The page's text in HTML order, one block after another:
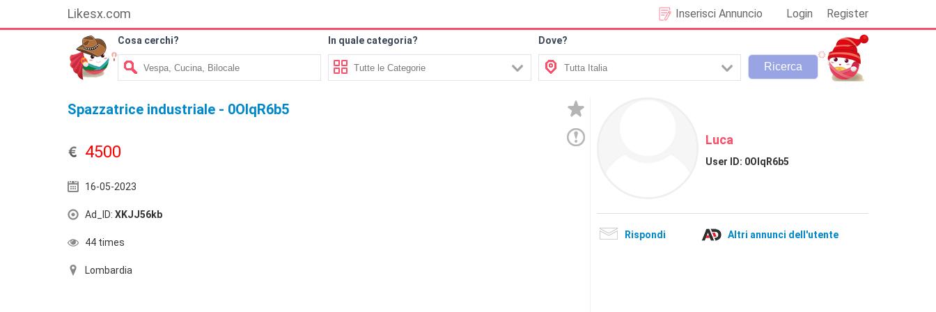
Likesx.com Login Register
Inserisci Annuncio
Cosa cerchi? In quale categoria? Dove?
Spazzatrice industriale - 0OlqR6b5
4500
16-05-2023
Ad_ID: XKJJ56kb
44 times
Lombardia
Luca
User ID: 0OlqR6b5
Rispondi Altri annunci dell'utente